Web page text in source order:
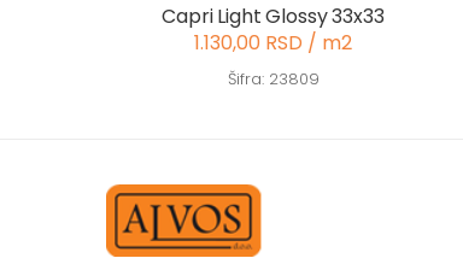
Capri Light Glossy 33x33
1.130,00 RSD / m2
Šifra: 23809